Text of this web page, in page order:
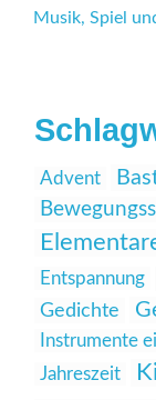
Musik, Spiel
Advent
Entspannung
Gedichte
Instrumente
Jahreszeit